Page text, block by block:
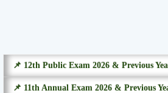
📌 12th Public Exam 2026 & Previous
📌 11th Annual Exam 2026 & Previous